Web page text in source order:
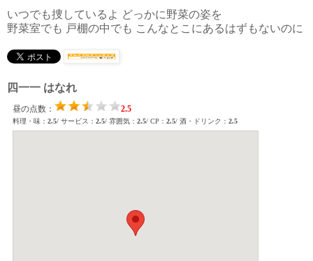
いつでも捜しているよ どっかに野菜の姿を
野菜室でも 戸棚の中でも こんなとこにあるはずもないのに
四一一 はなれ